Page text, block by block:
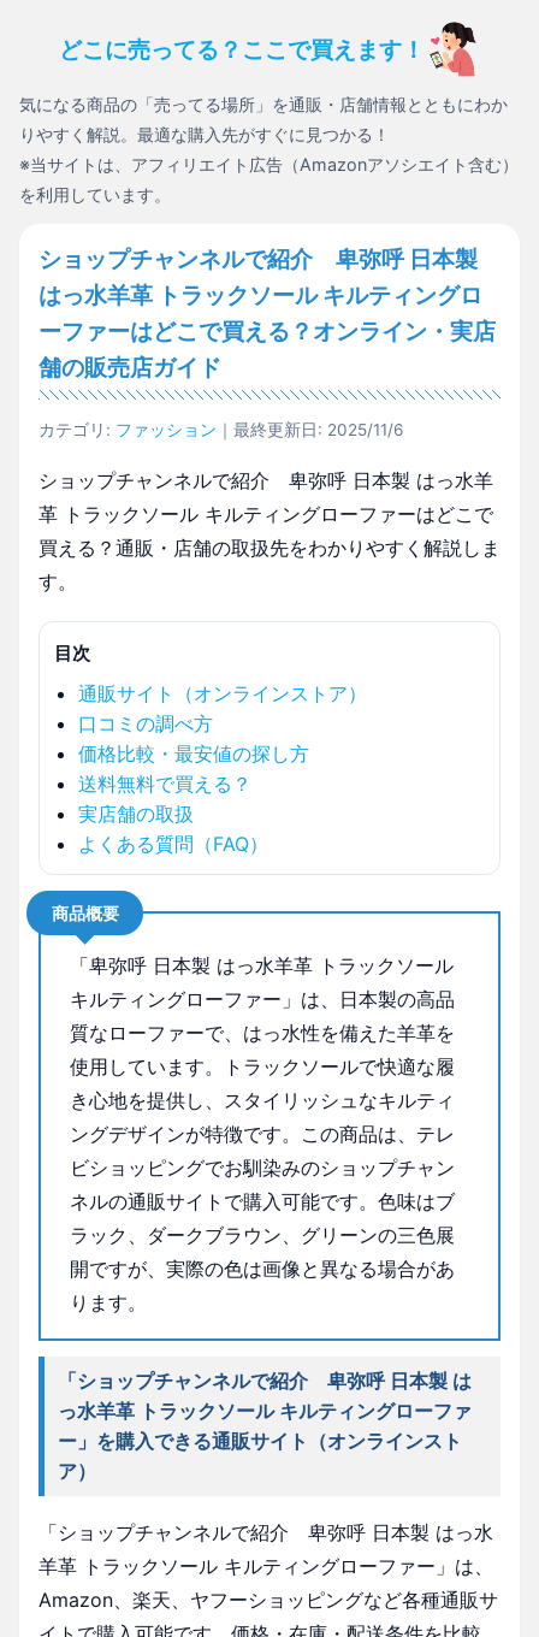
どこに売ってる？ここで買えます！
気になる商品の「売ってる場所」を通販・店舗情報とともにわか
りやすく解説。最適な購入先がすぐに見つかる！
※当サイトは、アフィリエイト広告（Amazonアソシエイト含む）
を利用しています。
ショップチャンネルで紹介 卑弥呼 日本製
はっ水羊革 トラックソール キルティングロ
ーファーはどこで買える？オンライン・実店
舗の販売店ガイド
カテゴリ: ファッション ｜最終更新日: 2025/11/6
ショップチャンネルで紹介 卑弥呼 日本製 はっ水羊
革 トラックソール キルティングローファーはどこで
買える？通販・店舗の取扱先をわかりやすく解説しま
す。
目次
通販サイト（オンラインストア）
口コミの調べ方
価格比較・最安値の探し方
送料無料で買える？
実店舗の取扱
よくある質問（FAQ）
商品概要
「卑弥呼 日本製 はっ水羊革 トラックソール
キルティングローファー」は、日本製の高品
質なローファーで、はっ水性を備えた羊革を
使用しています。トラックソールで快適な履
き心地を提供し、スタイリッシュなキルティ
ングデザインが特徴です。この商品は、テレ
ビショッピングでお馴染みのショップチャン
ネルの通販サイトで購入可能です。色味はブ
ラック、ダークブラウン、グリーンの三色展
開ですが、実際の色は画像と異なる場合があ
ります。
「ショップチャンネルで紹介 卑弥呼 日本製 は
っ水羊革 トラックソール キルティングローファ
ー」を購入できる通販サイト（オンラインスト
ア）
「ショップチャンネルで紹介 卑弥呼 日本製 はっ水
羊革 トラックソール キルティングローファー」は、
Amazon、楽天、ヤフーショッピングなど各種通販サ